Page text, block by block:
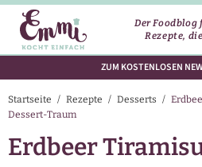
Der Foodblog
Rezepte,
ZUM KOSTENLOSEN
Startseite / Rezepte / Desserts /
Dessert-Traum
Erdbeer